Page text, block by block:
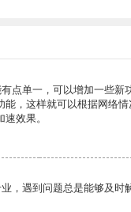
点单一，可以增加一些新
能，这样就可以根据网络
效果。
，遇到问题总是能够及时